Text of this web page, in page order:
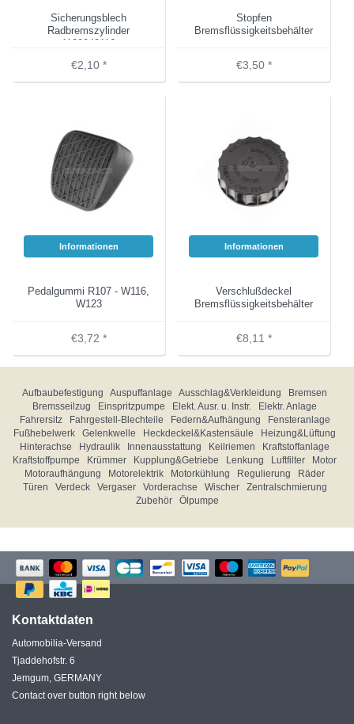
Sicherungsblech
Radbremszylinder
1109940116
€2,10 *
Stopfen
Bremsflüssigkeitsbehälter
€3,50 *
Informationen
Pedalgummi R107 - W116,
W123
€3,72 *
Informationen
Verschlußdeckel
Bremsflüssigkeitsbehälter
€8,11 *
Aufbaubefestigung Auspuffanlage Ausschlag&Verkleidung
Bremsen
Bremsseilzug
Einspritzpumpe Elekt. Ausr. u. Instr.
Elektr. Anlage
Fahrersitz
Fahrgestell-Blechteile Federn&Aufhängung
Fensteranlage
Fußhebelwerk
Gelenkwelle Heckdeckel&Kastensäule
Heizung&Lüftung
Hinterachse
Hydraulik Innenausstattung Keilriemen
Kraftstoffanlage
Kraftstoffpumpe
Krümmer Kupplung&Getriebe Lenkung Luftfilter
Motor
Motoraufhängung
Motorelektrik Motorkühlung Regulierung
Räder
Türen
Verdeck Vergaser Vorderachse Wischer
Zentralschmierung
Zubehör
Ölpumpe
Kontaktdaten
Automobilia-Versand
Tjaddehofstr. 6
Jemgum, GERMANY
Contact over button right below